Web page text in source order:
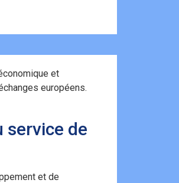
et
européens.
service de
et de